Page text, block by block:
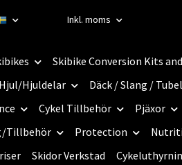
Inkl. moms
Skibike Conversion Kits
Hjul/Hjuldelar Däck / Slang /
Cykel Tillbehör Pjäxor
Tillbehör
Protection
Skidor Verkstad